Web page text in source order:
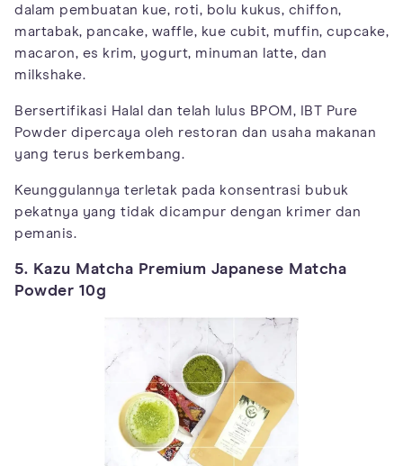
dalam pembuatan kue, roti, bolu kukus, chiffon,
martabak, pancake, waffle, kue cubit, muffin, cupcake,
macaron, es krim, yogurt, minuman latte, dan
milkshake.
Bersertifikasi Halal dan telah lulus BPOM, IBT Pure
Powder dipercaya oleh restoran dan usaha makanan
yang terus berkembang.
Keunggulannya terletak pada konsentrasi bubuk
pekatnya yang tidak dicampur dengan krimer dan
pemanis.
5. Kazu Matcha Premium Japanese Matcha
Powder 10g